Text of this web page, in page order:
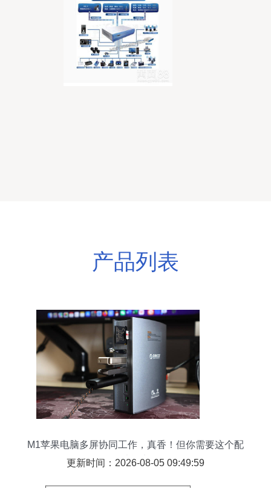
产品列表
M1苹果电脑多屏协同工作，真香！但你需要这个配
件才能实现
更新时间：2026-08-05 09:49:59